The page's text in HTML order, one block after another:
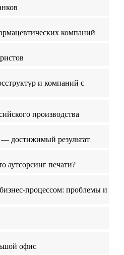
компаний
и компаний с
производства
— достижимый результат
аутсорсинг печати?
процессом: проблемы и
офис